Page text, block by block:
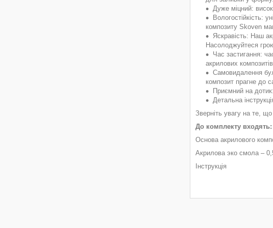
Дуже міцний:
Вологостійкість:
композиту Skoven
Яскравість: Наш
Насолоджуйтеся
Час застигання:
акрилових
Самовидалення
композит прагне до
Приємний на
Детальна
Зверніть увагу на те,
До комплекту входять:
Основа акрилового
Акрилова эко смола –
Інструкція